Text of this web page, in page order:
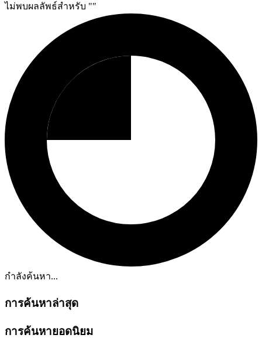
ไม่พบผลลัพธ์สำหรับ ""
กำลังค้นหา...
การค้นหาล่าสุด
การค้นหายอดนิยม